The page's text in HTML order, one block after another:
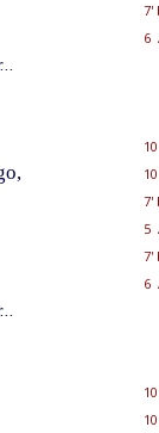
7'
6
7'
5
7'
6